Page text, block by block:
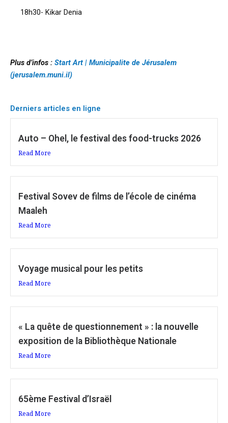
18h30- Kikar Denia
Plus d’infos : Start Art | Municipalite de Jérusalem
(jerusalem.muni.il)
Derniers articles en ligne
Auto – Ohel, le festival des food-trucks 2026
Read More
Festival Sovev de films de l’école de cinéma
Maaleh
Read More
Voyage musical pour les petits
Read More
« La quête de questionnement » : la nouvelle
exposition de la Bibliothèque Nationale
Read More
65ème Festival d’Israël
Read More